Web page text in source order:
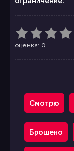
оценка: 0
Смотрю
Брошено